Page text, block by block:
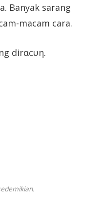
Banyak sarang
macam cara.
dirαcυη.